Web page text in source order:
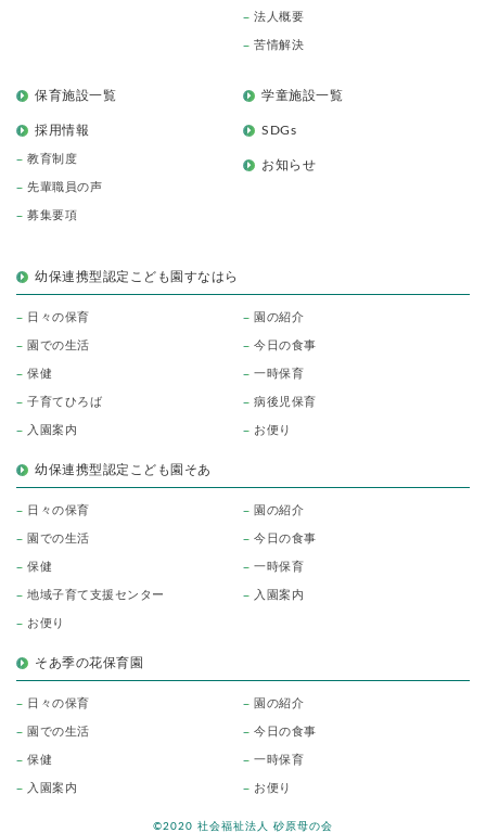
法人概要
苦情解決
保育施設一覧 学童施設一覧
採用情報
教育制度
先輩職員の声
募集要項
SDGs
お知らせ
幼保連携型認定こども園すなはら
日々の保育 園の紹介
園での生活 今日の食事
保健 一時保育
子育てひろば 病後児保育
入園案内 お便り
幼保連携型認定こども園そあ
日々の保育 園の紹介
園での生活 今日の食事
保健 一時保育
地域子育て支援センター 入園案内
お便り
そあ季の花保育園
日々の保育 園の紹介
園での生活 今日の食事
保健 一時保育
入園案内 お便り
©2020 社会福祉法人 砂原母の会